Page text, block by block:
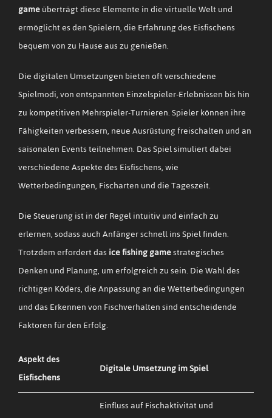
gameüberträgt diese Elemente in die virtuelle Welt und
ermöglicht es den Spielern, die Erfahrung des Eisfischens
bequem von zu Hause aus zu genießen.
Die digitalen Umsetzungen bieten oft verschiedene
Spielmodi, von entspannten Einzelspieler-Erlebnissen bis hin
zu kompetitiven Mehrspieler-Turnieren. Spieler können ihre
Fähigkeiten verbessern, neue Ausrüstung freischalten und an
saisonalen Events teilnehmen. Das Spiel simuliert dabei
verschiedene Aspekte des Eisfischens, wie
Wetterbedingungen, Fischarten und die Tageszeit.
Die Steuerung ist in der Regel intuitiv und einfach zu
erlernen, sodass auch Anfänger schnell ins Spiel finden.
Trotzdem erfordert dasice fishing gamestrategisches
Denken und Planung, um erfolgreich zu sein. Die Wahl des
richtigen Köders, die Anpassung an die Wetterbedingungen
und das Erkennen von Fischverhalten sind entscheidende
Faktoren für den Erfolg.
Aspekt des
Eisfischens
Digitale Umsetzung im Spiel
Einfluss auf Fischaktivität und